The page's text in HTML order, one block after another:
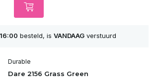
GRATISVerzending vanaf 75€
Durable
Dare 2156 Grass Green